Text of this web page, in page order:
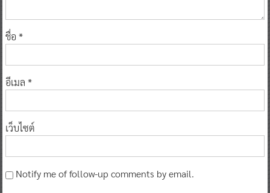
ชื่อ *
อีเมล *
เว็บไซต์
Notify me of follow-up comments by email.